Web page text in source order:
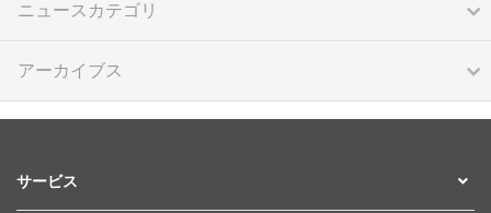
ニュースカテゴリ
アーカイブス
サービス